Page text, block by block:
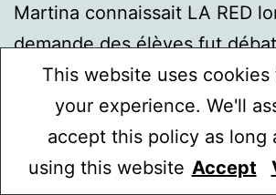
Martina connaissait LA RED
demande des élèves fut
savait que La RED avait
différentes autorités sur
Blanquer/Sandoval. Sandoval
policier argentin, extradé par
This website uses cookies
your experience. We'll
accept this policy as long
using this website Accept